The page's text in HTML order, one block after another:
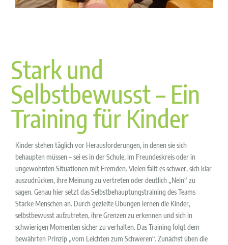
Stark und
Selbstbewusst – Ein
Training für Kinder
Kinder stehen täglich vor Herausforderungen, in denen sie sich
behaupten müssen – sei es in der Schule, im Freundeskreis oder in
ungewohnten Situationen mit Fremden. Vielen fällt es schwer, sich klar
auszudrücken, ihre Meinung zu vertreten oder deutlich „Nein“ zu
sagen. Genau hier setzt das Selbstbehauptungstraining des Teams
Starke Menschen an. Durch gezielte Übungen lernen die Kinder,
selbstbewusst aufzutreten, ihre Grenzen zu erkennen und sich in
schwierigen Momenten sicher zu verhalten. Das Training folgt dem
bewährten Prinzip „vom Leichten zum Schweren“. Zunächst üben die